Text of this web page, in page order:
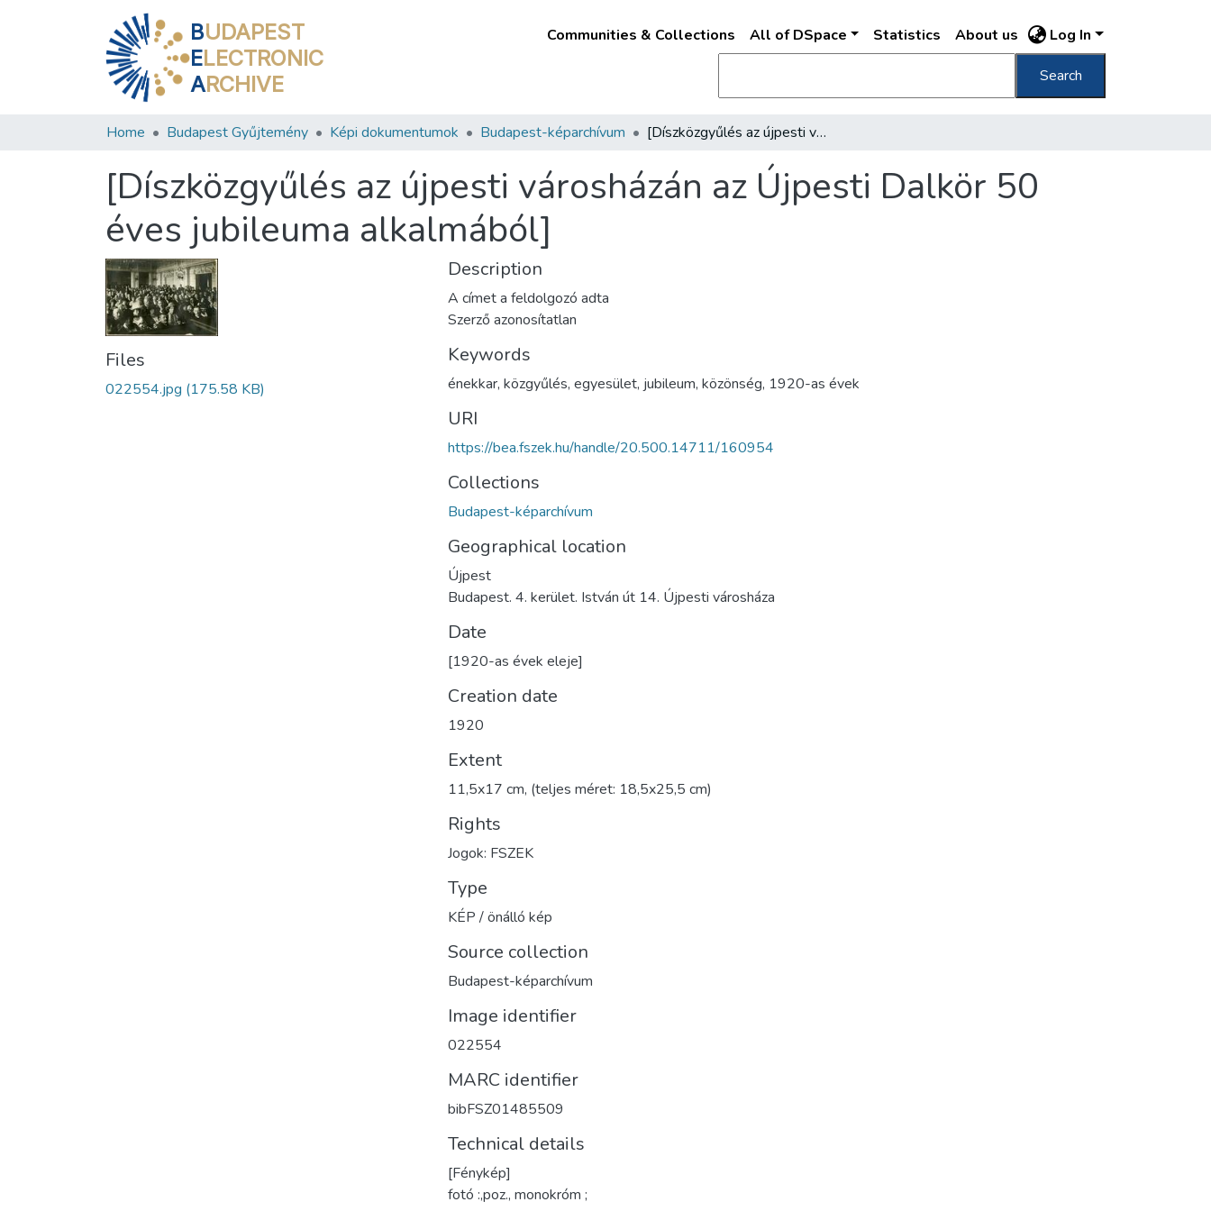
BUDAPEST
ELECTRONIC
ARCHIVE
Communities & Collections All of DSpace Statistics About us Log In
Search
Home Budapest Gyűjtemény Képi dokumentumok Budapest-képarchívum [Díszközgyűlés az újpesti városházán az Újpesti Dalkör 50 éves jubileuma alkalmából]
[Díszközgyűlés az újpesti városházán az Újpesti Dalkör 50
éves jubileuma alkalmából]
Files
022554.jpg (175.58 KB)
Description
A címet a feldolgozó adta
Szerző azonosítatlan
Keywords
énekkar, közgyűlés, egyesület, jubileum, közönség, 1920-as évek
URI
https://bea.fszek.hu/handle/20.500.14711/160954
Collections
Budapest-képarchívum
Geographical location
Újpest
Budapest. 4. kerület. István út 14. Újpesti városháza
Date
[1920-as évek eleje]
Creation date
1920
Extent
11,5x17 cm, (teljes méret: 18,5x25,5 cm)
Rights
Jogok: FSZEK
Type
KÉP / önálló kép
Source collection
Budapest-képarchívum
Image identifier
022554
MARC identifier
bibFSZ01485509
Technical details
[Fénykép]
fotó :,poz., monokróm ;